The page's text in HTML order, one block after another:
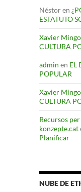
Néstoren
ESTATUTO
Xavier Mingo
CULTURA
admin en EL
POPULAR
Xavier Mingo
CULTURA
Recursos
konzepte.cat
Planificar
NUBE DE